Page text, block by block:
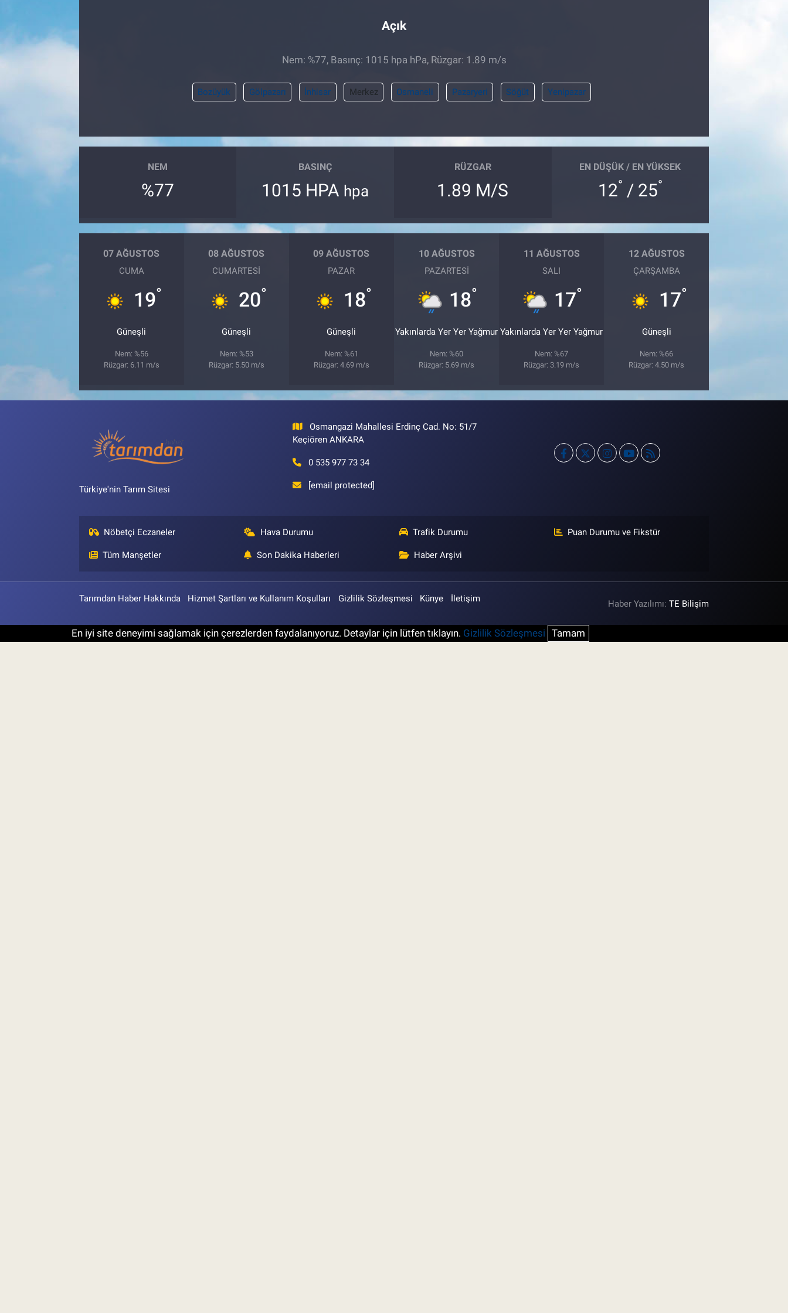
Açık
Nem: %77, Basınç: 1015 hpa hPa, Rüzgar: 1.89 m/s
Bozüyük Gölpazarı İnhisar Merkez Osmaneli Pazaryeri Söğüt Yenipazar
NEM
%77
BASINÇ
1015 HPA hpa
RÜZGAR
1.89 M/S
EN DÜŞÜK / EN YÜKSEK
12° / 25°
07 AĞUSTOS
CUMA
19°
Güneşli
Nem: %56
Rüzgar: 6.11 m/s
08 AĞUSTOS
CUMARTESI
20°
Güneşli
Nem: %53
Rüzgar: 5.50 m/s
09 AĞUSTOS
PAZAR
18°
Güneşli
Nem: %61
Rüzgar: 4.69 m/s
10 AĞUSTOS
PAZARTESI
18°
Yakınlarda Yer Yer Yağmur
Nem: %60
Rüzgar: 5.69 m/s
11 AĞUSTOS
SALI
17°
Yakınlarda Yer Yer Yağmur
Nem: %67
Rüzgar: 3.19 m/s
12 AĞUSTOS
ÇARŞAMBA
17°
Güneşli
Nem: %66
Rüzgar: 4.50 m/s
Türkiye'nin Tarım Sitesi
Osmangazi Mahallesi Erdinç Cad. No: 51/7
Keçiören ANKARA
0 535 977 73 34
[email protected]
Nöbetçi Eczaneler Hava Durumu Trafik Durumu Puan Durumu ve Fikstür
Tüm Manşetler Son Dakika Haberleri Haber Arşivi
Tarımdan Haber Hakkında Hizmet Şartları ve Kullanım Koşulları Gizlilik Sözleşmesi Künye İletişim Haber Yazılımı:TE Bilişim
En iyi site deneyimi sağlamak için çerezlerden faydalanıyoruz. Detaylar için lütfen tıklayın. Gizlilik Sözleşmesi Tamam
Et fiyatları
Şeker ve Şekerli Mamüller
Tahıllar ve Baklagiller